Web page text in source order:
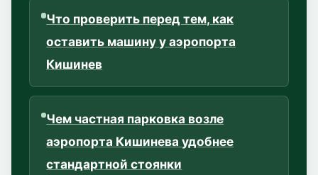
Что проверить перед тем, как
оставить машину у аэропорта
Кишинев
Чем частная парковка возле
аэропорта Кишинева удобнее
стандартной стоянки